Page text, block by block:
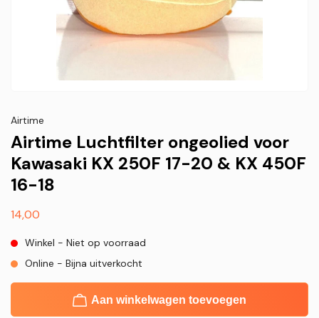
Airtime
Airtime Luchtfilter ongeolied voor
Kawasaki KX 250F 17-20 & KX 450F
16-18
Normale
14,00
Winkel - Niet op voorraad
Online - Bijna uitverkocht
Aan winkelwagen toevoegen